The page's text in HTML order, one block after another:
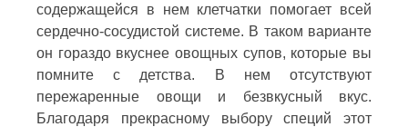
содержащейся в нем клетчатки помогает всей
сердечно-сосудистой системе. В таком варианте
он гораздо вкуснее овощных супов, которые вы
помните с детства. В нем отсутствуют
пережаренные овощи и безвкусный вкус.
Благодаря прекрасному выбору специй этот